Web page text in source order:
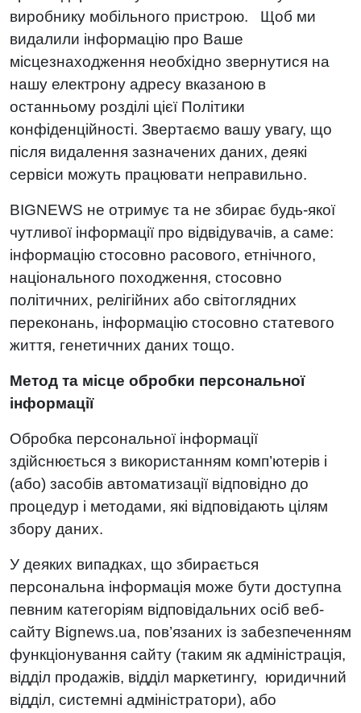
виробнику мобільного пристрою. Щоб ми
видалили інформацію про Ваше
місцезнаходження необхідно звернутися на
нашу електрону адресу вказаною в
останньому розділі цієї Політики
конфіденційності. Звертаємо вашу увагу, що
після видалення зазначених даних, деякі
сервіси можуть працювати неправильно.
BIGNEWS не отримує та не збирає будь-якої
чутливої інформації про відвідувачів, а саме:
інформацію стосовно расового, етнічного,
національного походження, стосовно
політичних, релігійних або світоглядних
переконань, інформацію стосовно статевого
життя, генетичних даних тощо.
Метод та місце обробки персональної
інформації
Обробка персональної інформації
здійснюється з використанням комп’ютерів і
(або) засобів автоматизації відповідно до
процедур і методами, які відповідають цілям
збору даних.
У деяких випадках, що збирається
персональна інформація може бути доступна
певним категоріям відповідальних осіб веб-
сайту Bignews.ua, пов’язаних із забезпеченням
функціонування сайту (таким як адміністрація,
відділ продажів, відділ маркетингу, юридичний
відділ, системні адміністратори), або